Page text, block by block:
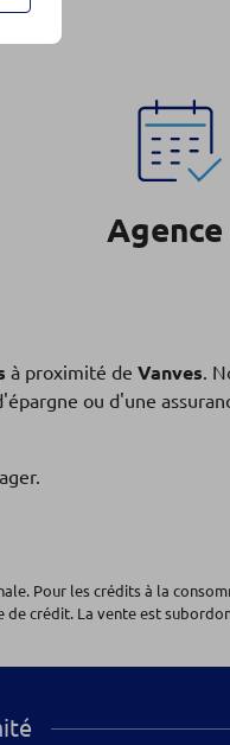
à proximité de Vanves.
ou d'une
Pour les crédits à la
crédit. La vente est